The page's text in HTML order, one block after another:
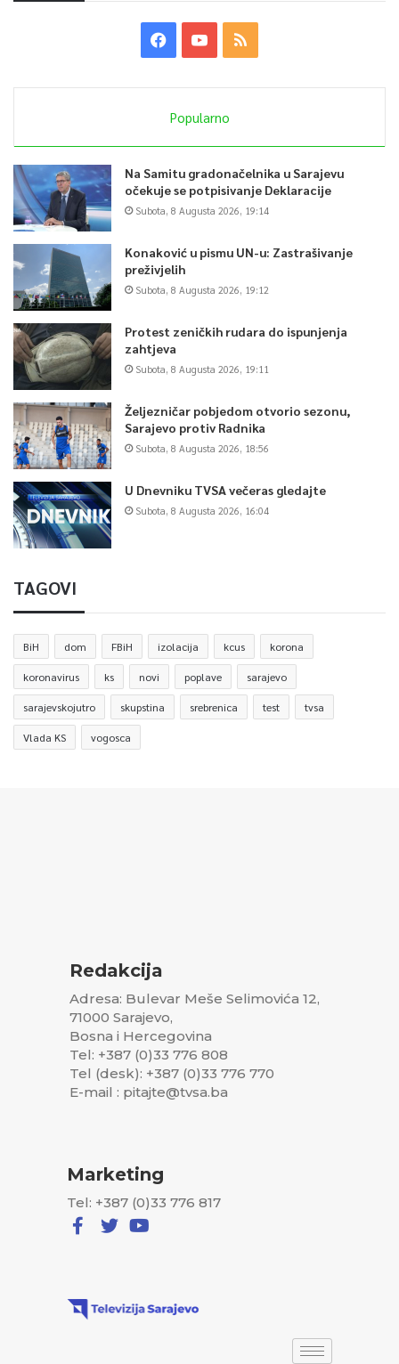
Popularno
Na Samitu gradonačelnika u Sarajevu
očekuje se potpisivanje Deklaracije
Subota, 8 Augusta 2026, 19:14
Konaković u pismu UN-u: Zastrašivanje
preživjelih
Subota, 8 Augusta 2026, 19:12
Protest zeničkih rudara do ispunjenja
zahtjeva
Subota, 8 Augusta 2026, 19:11
Željezničar pobjedom otvorio sezonu,
Sarajevo protiv Radnika
Subota, 8 Augusta 2026, 18:56
U Dnevniku TVSA večeras gledajte
Subota, 8 Augusta 2026, 16:04
TAGOVI
BiH dom FBiH izolacija kcus korona
koronavirus ks novi poplave sarajevo
sarajevskojutro skupstina srebrenica test tvsa
Vlada KS vogosca
Redakcija
Adresa: Bulevar Meše Selimovića 12,
71000 Sarajevo,
Bosna i Hercegovina
Tel: +387 (0)33 776 808
Tel (desk): +387 (0)33 776 770
E-mail : pitajte@tvsa.ba
Marketing
Tel: +387 (0)33 776 817